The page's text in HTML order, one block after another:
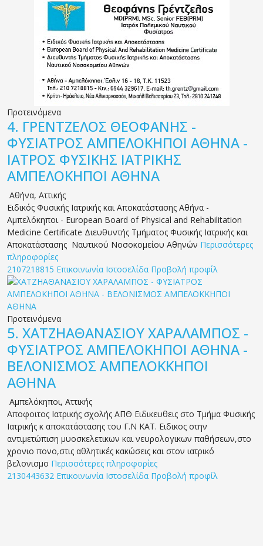
Προτεινόμενα
4. ΓΡΕΝΤΖΕΛΟΣ ΘΕΟΦΑΝΗΣ -
ΦΥΣΙΑΤΡΟΣ ΑΜΠΕΛΟΚΗΠΟΙ ΑΘΗΝΑ -
ΙΑΤΡΟΣ ΦΥΣΙΚΗΣ ΙΑΤΡΙΚΗΣ
ΑΜΠΕΛΟΚΗΠΟΙ ΑΘΗΝΑ
Αθήνα, Αττικής
Ειδικός Φυσικής Ιατρικής και Αποκατάστασης Αθήνα -
Αμπελόκηποι - European Board of Physical and Rehabilitation
Medicine Certificate Διευθυντής Τμήματος Φυσικής Ιατρικής και
Αποκατάστασης Ναυτικού Νοσοκομείου Αθηνών Περισσότερες
πληροφορίες
2107218815 Επικοινωνία Ιστοσελίδα Προβολή προφίλ
Προτεινόμενα
5. ΧΑΤΖΗΑΘΑΝΑΣΙΟΥ ΧΑΡΑΛΑΜΠΟΣ -
ΦΥΣΙΑΤΡΟΣ ΑΜΠΕΛΟΚΗΠΟΙ ΑΘΗΝΑ -
ΒΕΛΟΝΙΣΜΟΣ ΑΜΠΕΛΟΚΚΗΠΟΙ
ΑΘΗΝΑ
Αμπελόκηποι, Αττικής
Αποφοιτος Ιατρικής σχολής ΑΠΘ Ειδικευθεις στο Τμήμα Φυσικής
Ιατρικής κ αποκατάστασης του Γ.Ν ΚΑΤ. Ειδικος στην
αντιμετώπιση μυοσκελετικων και νευρολογικων παθήσεων,στο
χρονιο πονο,στις αθλητικές κακώσεις και στον ιατρικό
βελονισμο Περισσότερες πληροφορίες
2130443632 Επικοινωνία Ιστοσελίδα Προβολή προφίλ